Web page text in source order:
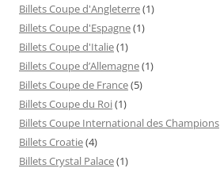
Billets Coupe d'Angleterre(1)
Billets Coupe d'Espagne(1)
Billets Coupe d'Italie(1)
Billets Coupe d’Allemagne(1)
Billets Coupe de France(5)
Billets Coupe du Roi(1)
Billets Coupe International des Champions
Billets Croatie(4)
Billets Crystal Palace(1)